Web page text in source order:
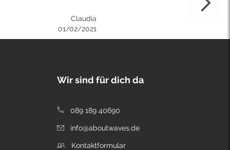
Claudia
01/02/2021
Wir sind für dich da
089 189 40690
info@aboutwaves.de
Kontaktformular